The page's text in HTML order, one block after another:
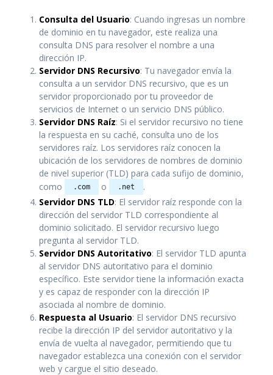
Consulta del Usuario: Cuando ingresas un nombre
de dominio en tu navegador, este realiza una
consulta DNS para resolver el nombre a una
dirección IP.
Servidor DNS Recursivo: Tu navegador envía la
consulta a un servidor DNS recursivo, que es un
servidor proporcionado por tu proveedor de
servicios de Internet o un servicio DNS público.
Servidor DNS Raíz: Si el servidor recursivo no tiene
la respuesta en su caché, consulta uno de los
servidores raíz. Los servidores raíz conocen la
ubicación de los servidores de nombres de dominio
de nivel superior (TLD) para cada sufijo de dominio,
como
.com o .net
.
Servidor DNS TLD: El servidor raíz responde con la
dirección del servidor TLD correspondiente al
dominio solicitado. El servidor recursivo luego
pregunta al servidor TLD.
Servidor DNS Autoritativo: El servidor TLD apunta
al servidor DNS autoritativo para el dominio
específico. Este servidor tiene la información exacta
y es capaz de responder con la dirección IP
asociada al nombre de dominio.
Respuesta al Usuario: El servidor DNS recursivo
recibe la dirección IP del servidor autoritativo y la
envía de vuelta al navegador, permitiendo que tu
navegador establezca una conexión con el servidor
web y cargue el sitio deseado.